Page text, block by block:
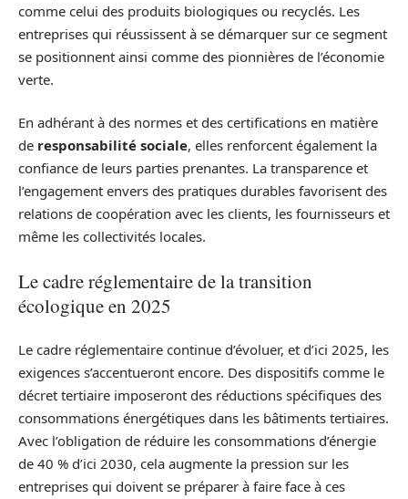
comme celui des produits biologiques ou recyclés. Les
entreprises qui réussissent à se démarquer sur ce segment
se positionnent ainsi comme des pionnières de l’économie
verte.
En adhérant à des normes et des certifications en matière
de responsabilité sociale, elles renforcent également la
confiance de leurs parties prenantes. La transparence et
l’engagement envers des pratiques durables favorisent des
relations de coopération avec les clients, les fournisseurs et
même les collectivités locales.
Le cadre réglementaire de la transition
écologique en 2025
Le cadre réglementaire continue d’évoluer, et d’ici 2025, les
exigences s’accentueront encore. Des dispositifs comme le
décret tertiaire imposeront des réductions spécifiques des
consommations énergétiques dans les bâtiments tertiaires.
Avec l’obligation de réduire les consommations d’énergie
de 40 % d’ici 2030, cela augmente la pression sur les
entreprises qui doivent se préparer à faire face à ces